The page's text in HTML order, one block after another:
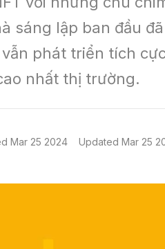
sáng lập ban đầu
phát triển tích
nhất thị trường.
Mar 25 2024 Updated Mar 25